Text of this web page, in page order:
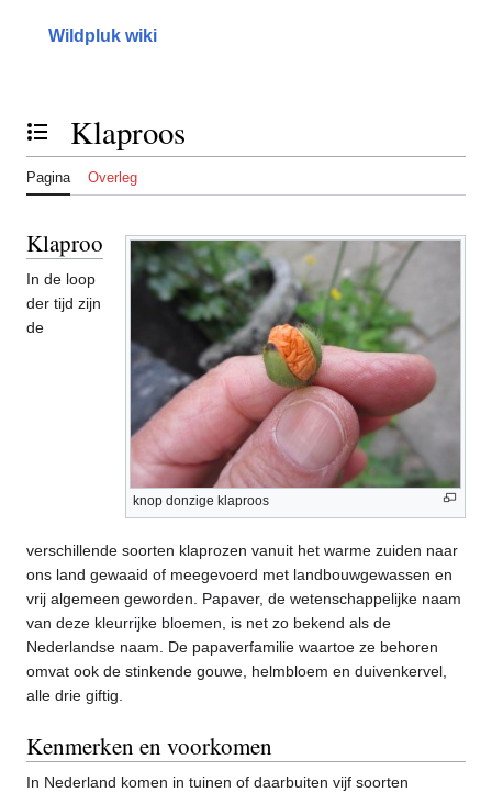
inhoud
springen
Wildpluk wiki
Inhoudsopgave tonen of verbergen
Klaproos
Pagina Overleg
knop donzige klaproos
Klaproos
In de loop
der tijd zijn
de
verschillende soorten klaprozen vanuit het warme zuiden naar
ons land gewaaid of meegevoerd met landbouwgewassen en
vrij algemeen geworden. Papaver, de wetenschappelijke naam
van deze kleurrijke bloemen, is net zo bekend als de
Nederlandse naam. De papaverfamilie waartoe ze behoren
omvat ook de stinkende gouwe, helmbloem en duivenkervel,
alle drie giftig.
Kenmerken en voorkomen
In Nederland komen in tuinen of daarbuiten vijf soorten